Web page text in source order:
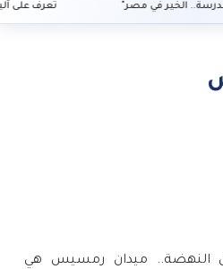
الخير في مصر" تعرف على آليات سداد الرسوم
النهضة.. ميدان رمسيس هي